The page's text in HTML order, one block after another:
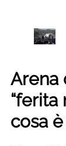
Arena
“ferita
cosa